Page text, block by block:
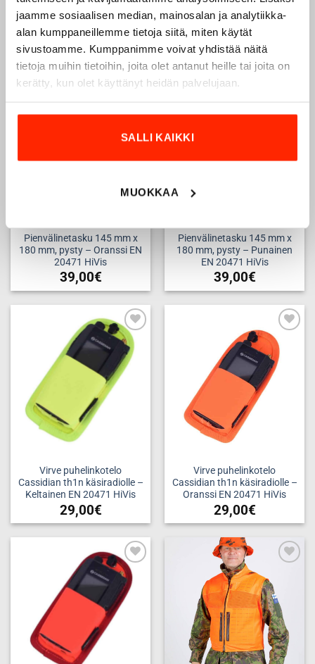
jaamme sosiaalisen median, mainosalan ja analytiikka-
alan kumppaneillemme tietoja siitä, miten käytät
sivustoamme. Kumppanimme voivat yhdistää näitä
tietoja muihin tietoihin, joita olet antanut heille tai joita on
kerätty, kun olet käyttänyt heidän palvelujaan.
SALLI KAIKKI
MUOKKAA
oranssi
34,53€ 25,90 €
EN 20471 HiVis
39,00€
wishlist
Pienvälinetasku 145 mm x
180 mm, pysty – Oranssi EN
20471 HiVis
39,00€
wishlist
Pienvälinetasku 145 mm x
180 mm, pysty – Punainen
EN 20471 HiVis
39,00€
Add to
wishlist
Virve puhelinkotelo
Cassidian th1n käsiradiolle –
Keltainen EN 20471 HiVis
29,00€
Add to
wishlist
Virve puhelinkotelo
Cassidian th1n käsiradiolle –
Oranssi EN 20471 HiVis
29,00€
Add to
wishlist
wishlist